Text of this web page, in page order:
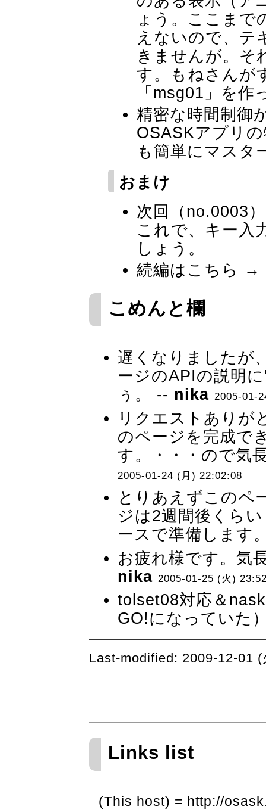
ょう。ここまで
えないので、テ
きませんが。そ
す。もねさんが
「msg01」を
精密な時間制御
OSASKアプリ
も簡単にマスタ
おまけ
次回（no.0003
これで、キー入
しょう。
続編はこちら →
こめんと欄
遅くなりましたが
ージのAPIの説明
ぅ。 -- nika 2005-01-
リクエストありが
のページを完成で
す。・・・ので気
2005-01-24 (月) 22:02:08
とりあえずこのペ
ジは2週間後くら
ースで準備します
お疲れ様です。気
nika 2005-01-25 (火)
tolset08対応＆
GO!になっていた
Last-modified: 2009-12-01
Links list
(This host) = http://